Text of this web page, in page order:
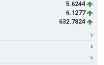
5.6244
6.1277
632.7824